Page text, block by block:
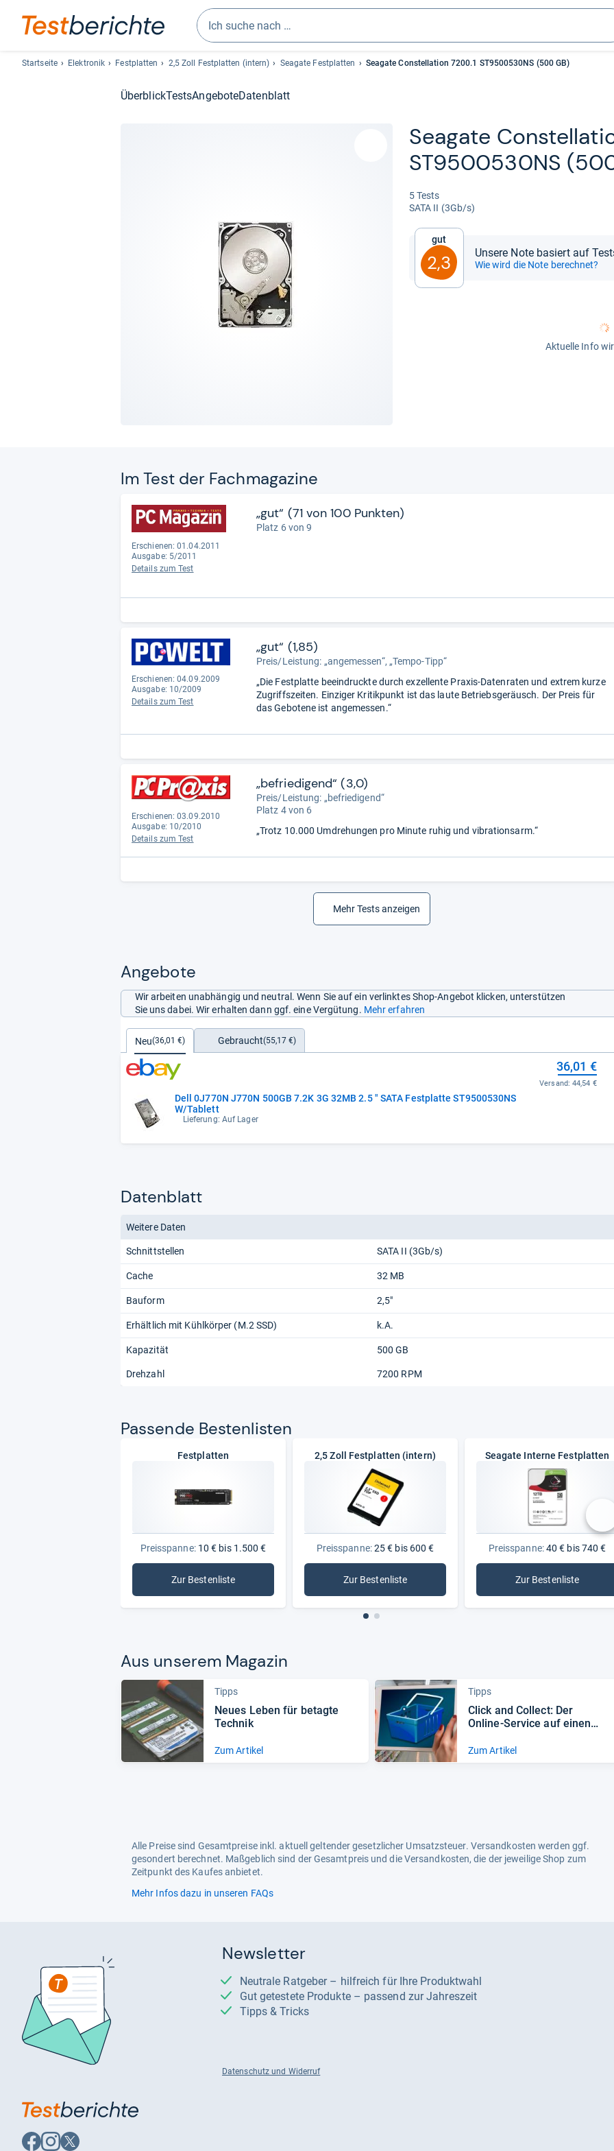
Sie
drei
Pfeiltasten
auswählen.
Startseite Elektronik Festplatten 2,5 Zoll Festplatten (intern) Seagate Festplatten Seagate Constellation 7200.1 ST9500530NS (500 GB)
ÜberblickTestsAngeboteDatenblatt
Sea­gate
ST9500530NS
5 Tests
SATA II (3Gb/s)
Gut
2,3 Unsere Note basiert auf
Wie wird die Note berechnet?
Aktuelle Info
Im Test der Fach­ma­ga­zine
Erschienen: 01.04.2011
Ausgabe: 5/2011
Details zum Test
„gut“ (71 von 100 Punkten)
Platz 6 von 9
Erschienen: 04.09.2009
Ausgabe: 10/2009
Details zum Test
„gut“ (1,85)
Preis/Leistung: „angemessen“, „Tempo-Tipp“
„Die Festplatte beeindruckte durch exzellente Praxis-Datenraten und extrem kurze
Zugriffszeiten. Einziger Kritikpunkt ist das laute Betriebsgeräusch. Der Preis für
das Gebotene ist angemessen.“
Erschienen: 03.09.2010
Ausgabe: 10/2010
Details zum Test
„befriedigend“ (3,0)
Preis/Leistung: „befriedigend“
Platz 4 von 6
„Trotz 10.000 Umdrehungen pro Minute ruhig und vibrationsarm.“
Mehr Tests anzeigen
Angebote
Wir arbeiten unabhängig und neutral. Wenn Sie auf ein verlinktes Shop-Angebot klicken, unterstützen
Sie uns dabei. Wir erhalten dann ggf. eine Vergütung. Mehr erfahren
Neu(36,01 €) Gebraucht(55,17 €)
Dell 0J770N J770N 500GB 7.2K 3G 32MB 2.5 " SATA Festplatte ST9500530NS
W/Tablett
Lieferung: Auf Lager
36,01 €
Versand:44,54 €
Datenblatt
Schnittstellen SATA II (3Gb/s)
Cache 32 MB
Bauform 2,5"
Erhältlich mit Kühlkörper (M.2 SSD) k.A.
Kapazität 500 GB
Weitere Daten
Drehzahl 7200 RPM
Pas­sende Bes­ten­lis­ten
Festplatten
Preisspanne:10 € bis 1.500 €
Zur Bestenliste
: Festplatten
2,5 Zoll Festplatten (intern)
Preisspanne:25 € bis 600 €
Zur Bestenliste: 2,5 Zoll Festplatten (intern)
Seagate Interne Festplatten
Preisspanne:40 € bis 740 €
Zur Bestenliste
: Seagate
Aus unse­rem Maga­zin
Tipps
Neues Leben für betagte
Tech­nik
Zum Artikel
Tipps
Click and Col­lect: Der
Online-​Ser­vice auf einen
Zum Artikel
Alle Preise sind Gesamtpreise inkl. aktuell geltender gesetzlicher Umsatzsteuer. Versandkosten werden ggf.
gesondert berechnet. Maßgeblich sind der Gesamtpreis und die Versandkosten, die der jeweilige Shop zum
Zeitpunkt des Kaufes anbietet.
Mehr Infos dazu in unseren FAQs
Newsletter
Neutrale Ratgeber – hilfreich für Ihre Produktwahl
Gut getestete Produkte – passend zur Jahreszeit
Tipps & Tricks
Datenschutz und Widerruf
Auf
Facebook
Auf
Instagram
Auf
X